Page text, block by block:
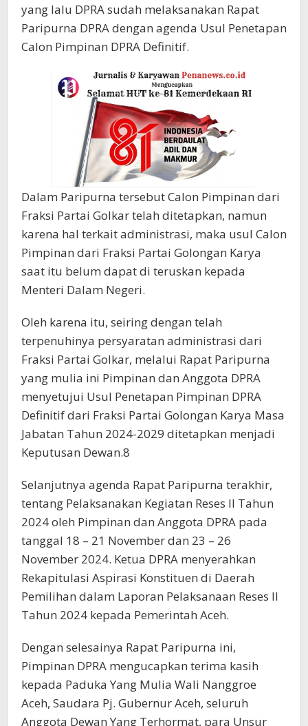
yang lalu DPRA sudah melaksanakan Rapat
Paripurna DPRA dengan agenda Usul Penetapan
Calon Pimpinan DPRA Definitif.
Dalam Paripurna tersebut Calon Pimpinan dari
Fraksi Partai Golkar telah ditetapkan, namun
karena hal terkait administrasi, maka usul Calon
Pimpinan dari Fraksi Partai Golongan Karya
saat itu belum dapat di teruskan kepada
Menteri Dalam Negeri.
Oleh karena itu, seiring dengan telah
terpenuhinya persyaratan administrasi dari
Fraksi Partai Golkar, melalui Rapat Paripurna
yang mulia ini Pimpinan dan Anggota DPRA
menyetujui Usul Penetapan Pimpinan DPRA
Definitif dari Fraksi Partai Golongan Karya Masa
Jabatan Tahun 2024-2029 ditetapkan menjadi
Keputusan Dewan.8
Selanjutnya agenda Rapat Paripurna terakhir,
tentang Pelaksanakan Kegiatan Reses II Tahun
2024 oleh Pimpinan dan Anggota DPRA pada
tanggal 18 – 21 November dan 23 – 26
November 2024. Ketua DPRA menyerahkan
Rekapitulasi Aspirasi Konstituen di Daerah
Pemilihan dalam Laporan Pelaksanaan Reses II
Tahun 2024 kepada Pemerintah Aceh.
Dengan selesainya Rapat Paripurna ini,
Pimpinan DPRA mengucapkan terima kasih
kepada Paduka Yang Mulia Wali Nanggroe
Aceh, Saudara Pj. Gubernur Aceh, seluruh
Anggota Dewan Yang Terhormat, para Unsur